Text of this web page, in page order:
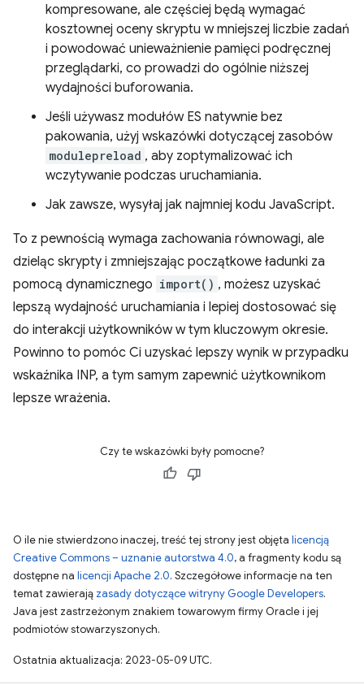
kompresowane, ale częściej będą wymagać
kosztownej oceny skryptu w mniejszej liczbie zadań
i powodować unieważnienie pamięci podręcznej
przeglądarki, co prowadzi do ogólnie niższej
wydajności buforowania.
Jeśli używasz modułów ES natywnie bez
pakowania, użyj wskazówki dotyczącej zasobów
modulepreload , aby zoptymalizować ich
wczytywanie podczas uruchamiania.
Jak zawsze, wysyłaj jak najmniej kodu JavaScript.
To z pewnością wymaga zachowania równowagi, ale
dzieląc skrypty i zmniejszając początkowe ładunki za
pomocą dynamicznego import() , możesz uzyskać
lepszą wydajność uruchamiania i lepiej dostosować się
do interakcji użytkowników w tym kluczowym okresie.
Powinno to pomóc Ci uzyskać lepszy wynik w przypadku
wskaźnika INP, a tym samym zapewnić użytkownikom
lepsze wrażenia.
Czy te wskazówki były pomocne?
O ile nie stwierdzono inaczej, treść tej strony jest objęta licencją
Creative Commons – uznanie autorstwa 4.0, a fragmenty kodu są
dostępne na licencji Apache 2.0. Szczegółowe informacje na ten
temat zawierają zasady dotyczące witryny Google Developers.
Java jest zastrzeżonym znakiem towarowym firmy Oracle i jej
podmiotów stowarzyszonych.
Ostatnia aktualizacja: 2023-05-09 UTC.